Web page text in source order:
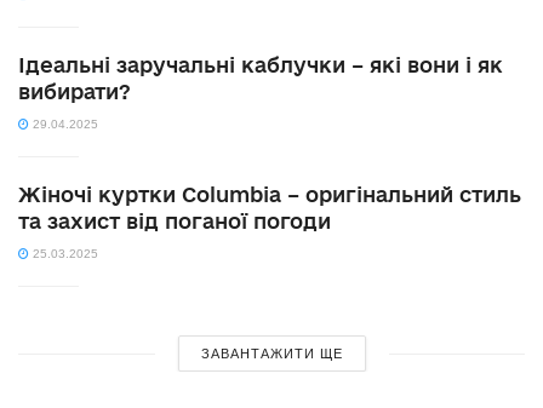
Ідеальні заручальні каблучки – які вони і як
вибирати?
29.04.2025
Жіночі куртки Columbia – оригінальний стиль
та захист від поганої погоди
25.03.2025
ЗАВАНТАЖИТИ ЩЕ